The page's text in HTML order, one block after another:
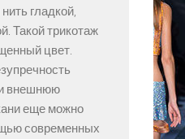
гладкой,
Такой трикотаж
цвет.
внешнюю
еще можно
современных